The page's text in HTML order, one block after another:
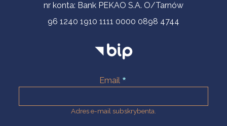
nr konta: Bank PEKAO S.A. O/Tarnów
96 1240 1910 1111 0000 0898 4744
Email
Adres e-mail subskrybenta.